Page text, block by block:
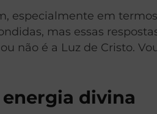
especialmente em
mas essas
não é a Luz de Cristo.
divina